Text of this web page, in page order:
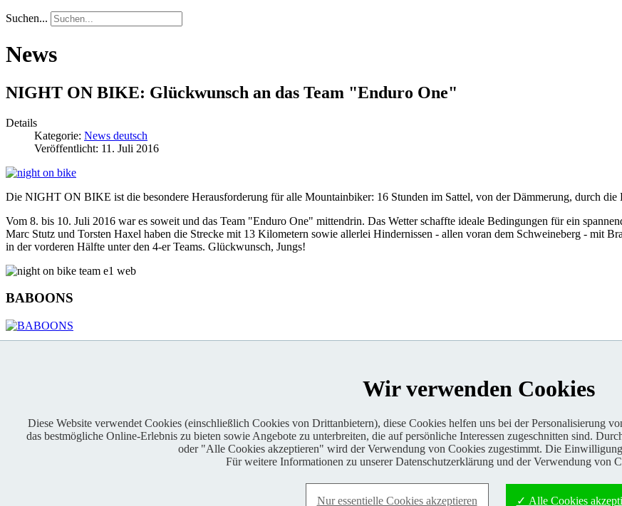
Suchen...
News
NIGHT ON BIKE: Glückwunsch an das Team "Enduro One"
Details
Kategorie: News deutsch
Veröffentlicht: 11. Juli 2016
Die NIGHT ON BIKE ist die besondere Herausforderung für alle Mountainbiker: 16 Stunden im Sattel, von der Dämmerung, durch
Vom 8. bis 10. Juli 2016 war es soweit und das Team "Enduro One" mittendrin. Das Wetter schaffte ideale Bedingungen für ein
Marc Stutz und Torsten Haxel haben die Strecke mit 13 Kilometern sowie allerlei Hindernissen - allen voran dem Schweineberg - mit
in der vorderen Hälfte unter den 4-er Teams. Glückwunsch, Jungs!
BABOONS
Enduro One Series Partner
Wir verwenden Cookies
Diese Website verwendet Cookies (einschließlich Cookies von Drittanbietern), diese Cookies helfen uns bei der Personalisierung
das bestmögliche Online-Erlebnis zu bieten sowie Angebote zu unterbreiten, die auf persönliche Interessen zugeschnitten sind.
oder "Alle Cookies akzeptieren" wird der Verwendung von Cookies zugestimmt. Die
Für weitere Informationen zu unserer Datenschutzerklärung und der Verwendung von
Nur essentielle Cookies akzeptieren ✓ Alle Cookies